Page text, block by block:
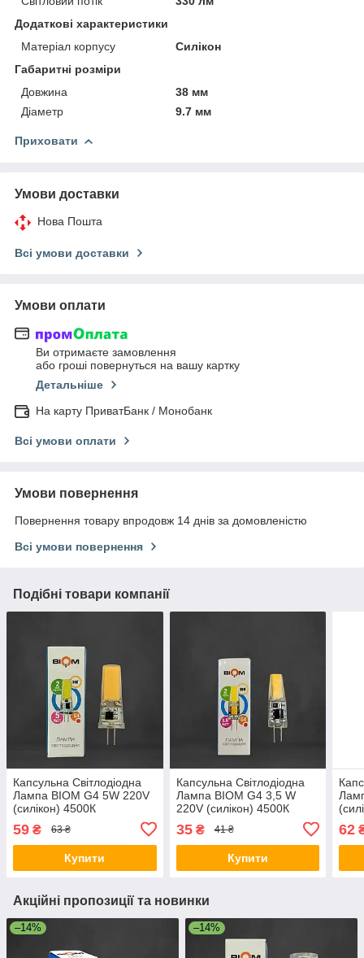
Додаткові характеристики
Матеріал корпусу
Силікон
Габаритні розміри
Довжина
38 мм
Діаметр
9.7 мм
Приховати
Умови доставки
Нова Пошта
Всі умови доставки
Умови оплати
Ви отримаєте замовлення
або гроші повернуться на вашу картку
Детальніше
На карту ПриватБанк / Монобанк
Всі умови оплати
Умови повернення
Повернення товару впродовж 14 днів за домовленістю
Всі умови повернення
Подібні товари компанії
Капсульна Світлодіодна
Лампа BIOM G4 5W 220V
(силікон) 4500К
59 ₴ 63 ₴
Купити
Капсульна Світлодіодна
Лампа BIOM G4 3,5 W
220V (силікон) 4500К
35₴ 41 ₴
Купити
62
Акційні пропозиції та новинки
–14% –14%